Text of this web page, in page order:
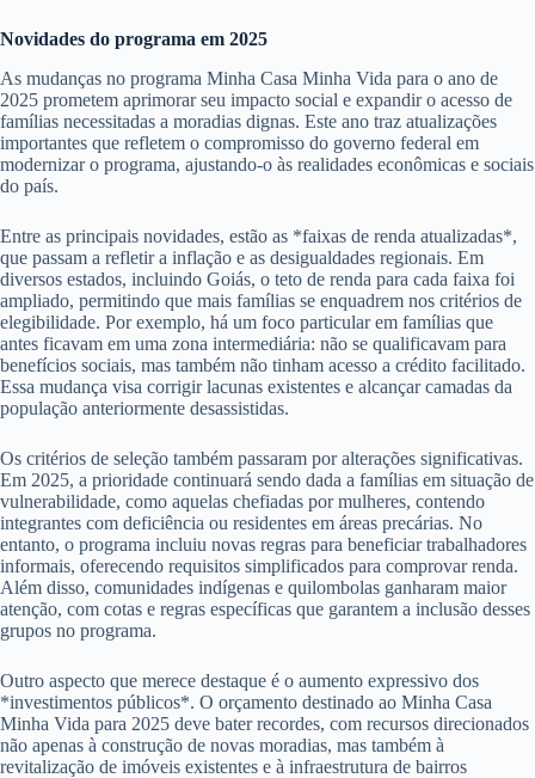
Novidades do programa em 2025
As mudanças no programa Minha Casa Minha Vida para o ano de
2025 prometem aprimorar seu impacto social e expandir o acesso de
famílias necessitadas a moradias dignas. Este ano traz atualizações
importantes que refletem o compromisso do governo federal em
modernizar o programa, ajustando-o às realidades econômicas e sociais
do país.
Entre as principais novidades, estão as *faixas de renda atualizadas*,
que passam a refletir a inflação e as desigualdades regionais. Em
diversos estados, incluindo Goiás, o teto de renda para cada faixa foi
ampliado, permitindo que mais famílias se enquadrem nos critérios de
elegibilidade. Por exemplo, há um foco particular em famílias que
antes ficavam em uma zona intermediária: não se qualificavam para
benefícios sociais, mas também não tinham acesso a crédito facilitado.
Essa mudança visa corrigir lacunas existentes e alcançar camadas da
população anteriormente desassistidas.
Os critérios de seleção também passaram por alterações significativas.
Em 2025, a prioridade continuará sendo dada a famílias em situação de
vulnerabilidade, como aquelas chefiadas por mulheres, contendo
integrantes com deficiência ou residentes em áreas precárias. No
entanto, o programa incluiu novas regras para beneficiar trabalhadores
informais, oferecendo requisitos simplificados para comprovar renda.
Além disso, comunidades indígenas e quilombolas ganharam maior
atenção, com cotas e regras específicas que garantem a inclusão desses
grupos no programa.
Outro aspecto que merece destaque é o aumento expressivo dos
*investimentos públicos*. O orçamento destinado ao Minha Casa
Minha Vida para 2025 deve bater recordes, com recursos direcionados
não apenas à construção de novas moradias, mas também à
revitalização de imóveis existentes e à infraestrutura de bairros